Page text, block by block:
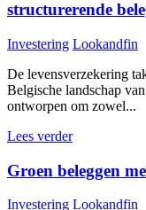
structurerende
Investering Lookandfin
De levensverzekering
Belgische landschap
ontworpen om zowel...
Lees verder
Groen beleggen
Investering Lookandfin